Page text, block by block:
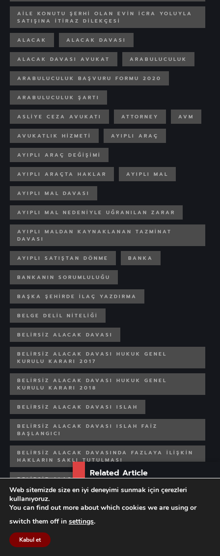
AILE KONUTU ŞERHI OLAN EVIN ICRA YOLUYLA
SATIŞINA ITIRAZ DILEKÇESI
ALACAK ALACAK DAVASI
ALACAK DAVASI AVUKAT ARABULUCULUK
ARABULUCULUK BAŞVURU FORMU 2020
ARABULUCULUK ŞARTI
ASLIYE CEZA AVUKATI ATTORNEY AVM
AVUKATLIK HIZMETI AYIPLI ARAÇ
AYIPLI ARAÇ DEĞIŞIMI
AYIPLI ARAÇTA HAKLAR AYIPLI MAL
AYIPLI MAL DAVASI
AYIPLI MAL NEDENIYLE UĞRANILAN ZARAR
AYIPLI MALDAN KAYNAKLANAN TAZMINAT
DAVASI
AYIPLI SATIŞTAN DÖNME BANKA
BANKANIN SORUMLULUĞU
BAŞKA ŞEHIRDE ILAÇ YAZDIRMA
BELGE DELIL NITELIĞI
BELIRSIZ ALACAK DAVASI
BELIRSIZ ALACAK DAVASI HUKUK GENEL
KURULU KARARI 2017
BELIRSIZ ALACAK DAVASI HUKUK GENEL
KURULU KARARI 2018
BELIRSIZ ALACAK DAVASI ISLAH
BELIRSIZ ALACAK DAVASI ISLAH FAIZ
BAŞLANGICI
BELIRSIZ ALACAK DAVASINDA FAZLAYA ILIŞKIN
HAKLARIN SAKLI TUTULMASI
BELIRSIZ ALACAK DAVASINDA ISLAHTA FAIZ
BELIRSIZ ALACAK DAVASINDAN SONRA EK DAVA
AÇILABILIR MI
BOŞ SENET BOŞANMA AVUKATI
BOŞANMA DAVASI
Related Article
Tek Taraflı İzin Uygulaması
Web sitemizde size en iyi deneyimi sunmak için çerezleri
kullanıyoruz.
You can find out more about which cookies we are using or
switch them off in settings.
Kabul et